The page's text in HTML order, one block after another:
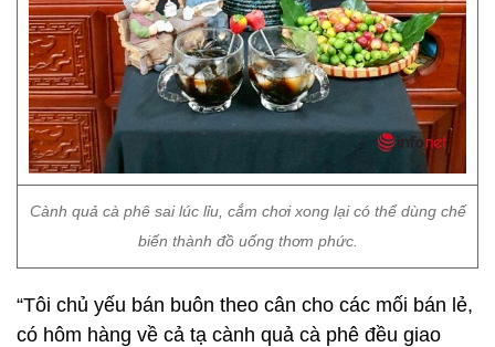
Cành quả cà phê sai lúc lỉu, cắm chơi xong lại có thể dùng chế
biến thành đồ uống thơm phức.
“Tôi chủ yếu bán buôn theo cân cho các mối bán lẻ,
có hôm hàng về cả tạ cành quả cà phê đều giao